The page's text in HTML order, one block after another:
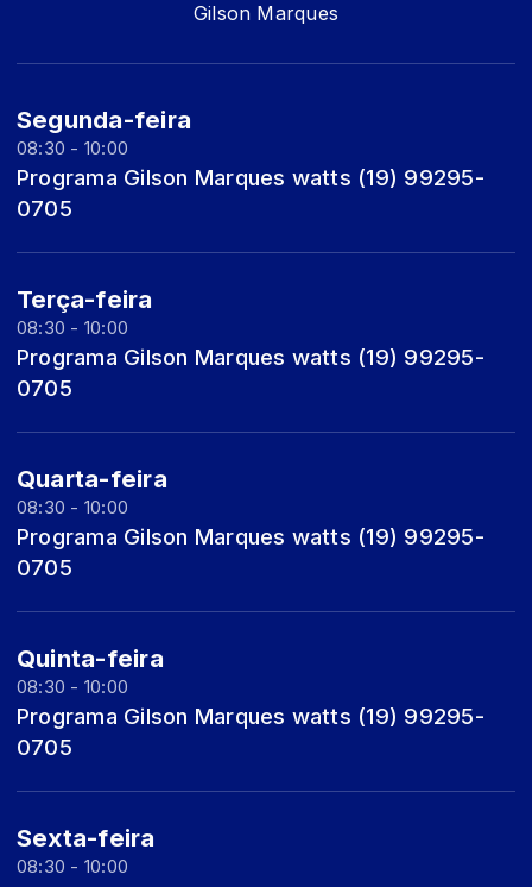
Gilson Marques
Segunda-feira
08:30 - 10:00
Programa Gilson Marques watts (19) 99295-
0705
Terça-feira
08:30 - 10:00
Programa Gilson Marques watts (19) 99295-
0705
Quarta-feira
08:30 - 10:00
Programa Gilson Marques watts (19) 99295-
0705
Quinta-feira
08:30 - 10:00
Programa Gilson Marques watts (19) 99295-
0705
Sexta-feira
08:30 - 10:00